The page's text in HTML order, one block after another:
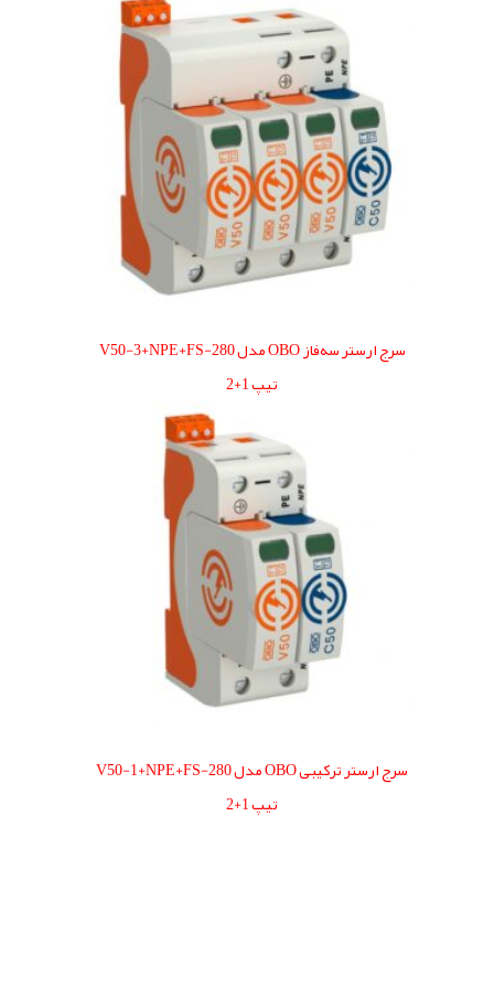
سرج ارستر سه‌فاز OBO مدل V50-3+NPE+FS-280
تیپ 1+2
سرج ارستر ترکیبی OBO مدل V50-1+NPE+FS-280
تیپ 1+2